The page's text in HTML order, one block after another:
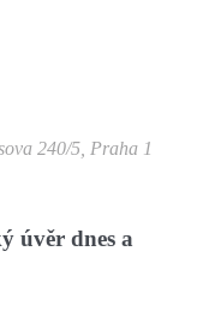
240/5, Praha 1
úvěr dnes a